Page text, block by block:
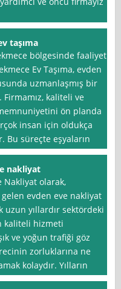
taşıma
bölgesinde faaliyet
Ev Taşıma, evden
uzmanlaşmış bir
kaliteli ve
ön planda
insan için oldukça
Bu süreçte eşyaların
nakliyat
Nakliyat olarak,
evden eve nakliyat
yıllardır sektördeki
kaliteli hizmeti
ve yoğun trafiği göz
zorluklarına ne
kolaydır. Yılların